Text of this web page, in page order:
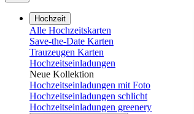
Hochzeit
Alle Hochzeitskarten
Save-the-Date Karten
Trauzeugen Karten
Hochzeitseinladungen
Neue Kollektion
Hochzeitseinladungen mit Foto
Hochzeitseinladungen schlicht
Hochzeitseinladungen greenery